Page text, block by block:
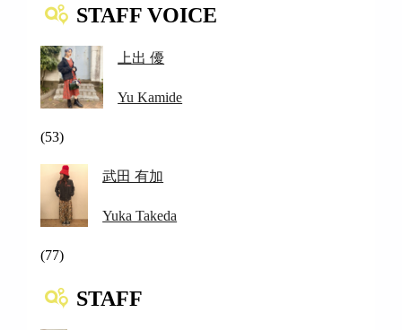
STAFF VOICE
上出 優
Yu Kamide
(53)
武田 有加
Yuka Takeda
(77)
STAFF